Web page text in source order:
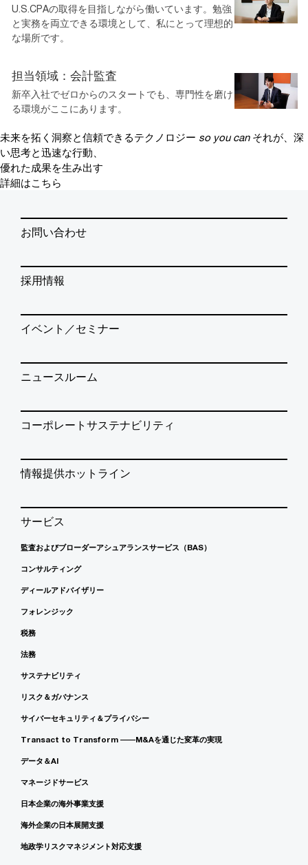
U.S.CPAの取得を目指しながら働いています。勉強
と実務を両立できる環境として、私にとって理想的
な場所です。
担当領域：会計監査
新卒入社でゼロからのスタートでも、専門性を磨け
る環境がここにあります。
未来を拓く洞察と信頼できるテクノロジー so you can それが、深
い思考と迅速な行動、
優れた成果を生み出す
詳細はこちら
お問い合わせ
採用情報
イベント／セミナー
ニュースルーム
コーポレートサステナビリティ
情報提供ホットライン
サービス
監査およびブローダーアシュアランスサービス（BAS）
コンサルティング
ディールアドバイザリー
フォレンジック
税務
法務
サステナビリティ
リスク＆ガバナンス
サイバーセキュリティ＆プライバシー
Transact to Transform ――M&Aを通じた変革の実現
データ＆AI
マネージドサービス
日本企業の海外事業支援
海外企業の日本展開支援
地政学リスクマネジメント対応支援